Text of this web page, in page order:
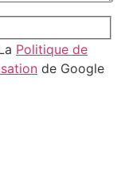
Politique de
de Google